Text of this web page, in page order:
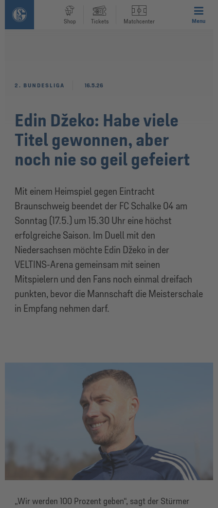
Shop Tickets Matchcenter Menu
Edin Džeko: Habe viele
Titel gewonnen, aber
noch nie so geil gefeiert
Mit einem Heimspiel gegen Eintracht
Braunschweig beendet der FC Schalke 04 am
Sonntag (17.5.) um 15.30 Uhr eine höchst
erfolgreiche Saison. Im Duell mit den
Niedersachsen möchte Edin Džeko in der
VELTINS-Arena gemeinsam mit seinen
Mitspielern und den Fans noch einmal dreifach
punkten, bevor die Mannschaft die Meisterschale
in Empfang nehmen darf.
2. BUNDESLIGA 16.5.26
„Wir werden 100 Prozent geben“, sagt der Stürmer